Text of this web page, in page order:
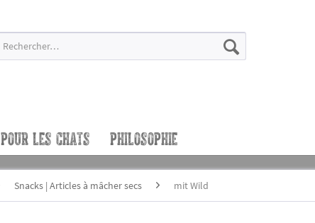
POUR LES CHATS PHILOSOPHIE
Snacks | Articles à mâcher secs mit Wild